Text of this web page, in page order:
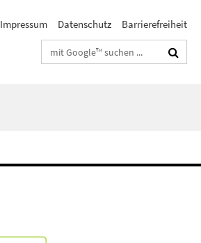
Impressum Datenschutz
Barrierefreiheit
Suchbegriffe